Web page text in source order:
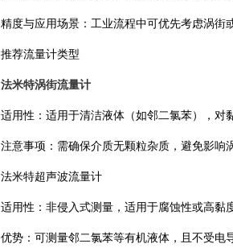
精度与应用场景‌：工业流程中可优先考虑涡街
推荐流量计类型
‌法米特涡街流量计‌
适用性：适用于清洁液体（如邻二氯苯），对
注意事项：需确保介质无颗粒杂质，避免影响
‌‌法米特超声波流量计‌
适用性：非侵入式测量，适用于腐蚀性或高黏
优势：可测量邻二氯苯等有机液体，且不受电